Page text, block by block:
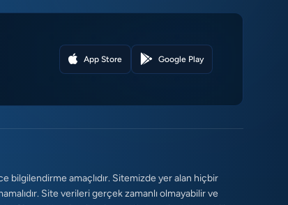
App Store Google Play
bilgilendirme amaçlıdır. Sitemizde yer alan hiçbir
Site verileri gerçek zamanlı olmayabilir ve